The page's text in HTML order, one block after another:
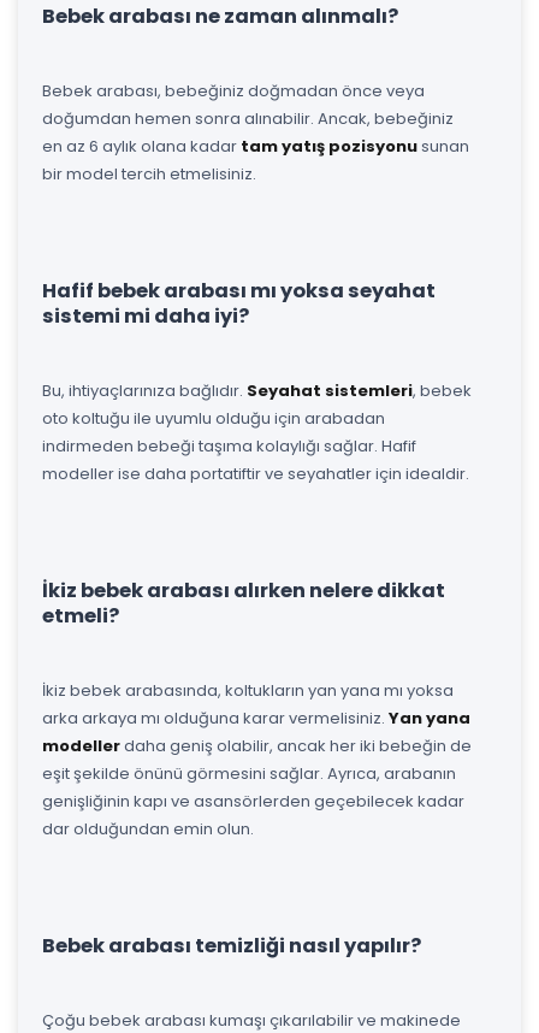
Bebek arabası ne zaman alınmalı?
Bebek arabası, bebeğiniz doğmadan önce veya
doğumdan hemen sonra alınabilir. Ancak, bebeğiniz
en az 6 aylık olana kadar tam yatış pozisyonusunan
bir model tercih etmelisiniz.
Hafif bebek arabası mı yoksa seyahat
sistemi mi daha iyi?
Bu, ihtiyaçlarınıza bağlıdır. Seyahat sistemleri, bebek
oto koltuğu ile uyumlu olduğu için arabadan
indirmeden bebeği taşıma kolaylığı sağlar. Hafif
modeller ise daha portatiftir ve seyahatler için idealdir.
İkiz bebek arabası alırken nelere dikkat
etmeli?
İkiz bebek arabasında, koltukların yan yana mı yoksa
arka arkaya mı olduğuna karar vermelisiniz. Yan yana
modellerdaha geniş olabilir, ancak her iki bebeğin de
eşit şekilde önünü görmesini sağlar. Ayrıca, arabanın
genişliğinin kapı ve asansörlerden geçebilecek kadar
dar olduğundan emin olun.
Bebek arabası temizliği nasıl yapılır?
Çoğu bebek arabası kumaşı çıkarılabilir ve makinede